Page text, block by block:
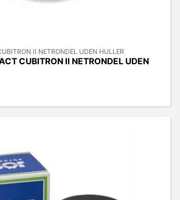
II NETRONDEL UDEN HULLER
CUBITRON II NETRONDEL UDEN